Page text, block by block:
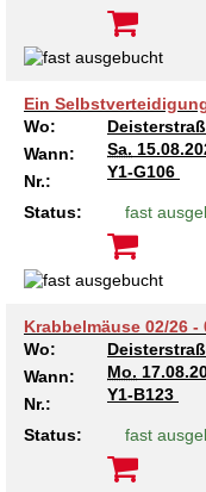
Ein
Wo:
Wann:
Sa.
Nr.:
Y1-G106
Status: fast
Krabbelmäuse 02/26 -
Wo:
Wann:
Mo.
Nr.:
Y1-B123
Status: fast